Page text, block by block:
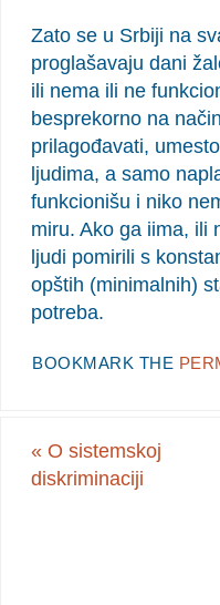
Zato se u Srbiji na
proglašavaju dani
ili nema ili ne
besprekorno na
prilagođavati,
ljudima, a samo
funkcionišu i niko
miru. Ako ga iima, ili
ljudi pomirili s
opštih (minimalnih)
potreba.
BOOKMARK THE
« O sistemskoj
diskriminaciji